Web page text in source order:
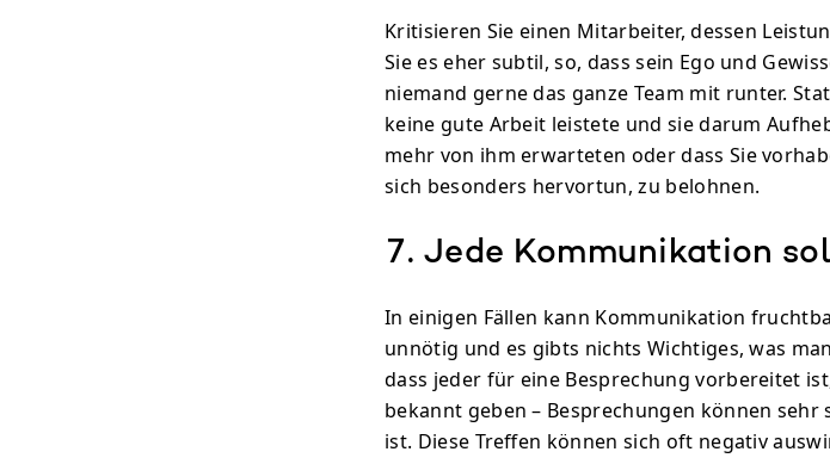
Kritisieren Sie einen Mitarbeiter, dessen
Sie es eher subtil, so, dass sein Ego und
niemand gerne das ganze Team mit runter.
keine gute Arbeit leistete und sie darum
mehr von ihm erwarteten oder dass Sie
sich besonders hervortun, zu belohnen.
7. Jede Kommunikation
In einigen Fällen kann Kommunikation
unnötig und es gibts nichts Wichtiges, was
dass jeder für eine Besprechung vorbereitet
bekannt geben – Besprechungen können
ist. Diese Treffen können sich oft negativ